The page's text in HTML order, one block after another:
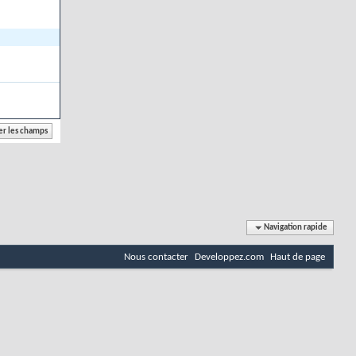
Navigation rapide
Nous contacter Developpez.com Haut de page